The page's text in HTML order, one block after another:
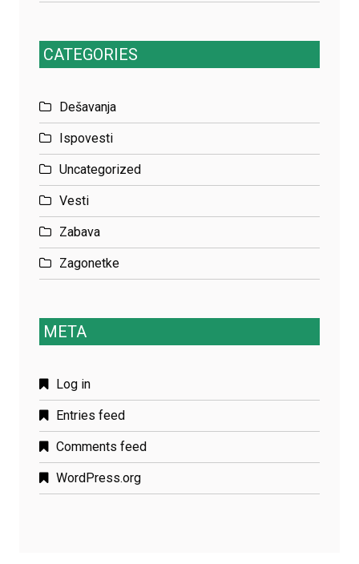
CATEGORIES
Dešavanja
Ispovesti
Uncategorized
Vesti
Zabava
Zagonetke
META
Log in
Entries feed
Comments feed
WordPress.org